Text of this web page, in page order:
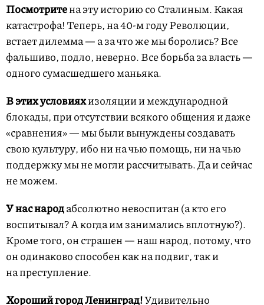
Посмотритена эту историю со Сталиным. Какая
катастрофа! Теперь, на40-мгоду Революции,
встает дилемма — а за что же мы боролись? Все
фальшиво, подло, неверно. Все борьба за власть —
одного сумасшедшего маньяка.
В этих условияхизоляции и международной
блокады, при отсутствии всякого общения и даже
«сравнения» — мы были вынуждены создавать
свою культуру, ибо ни на чью помощь, ни на чью
поддержку мы не могли рассчитывать. Да и сейчас
не можем.
У нас народабсолютно невоспитан (а кто его
воспитывал? А когда им занимались вплотную?).
Кроме того, он страшен — наш народ, потому, что
он одинаково способен как на подвиг, так и
на преступление.
Хороший город Ленинград!Удивительно